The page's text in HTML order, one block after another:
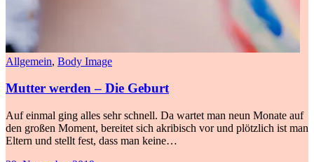
Allgemein, Body Image
Mutter werden – Die Geburt
Auf einmal ging alles sehr schnell. Da wartet man neun Monate auf
den großen Moment, bereitet sich akribisch vor und plötzlich ist man
Eltern und stellt fest, dass man keine…